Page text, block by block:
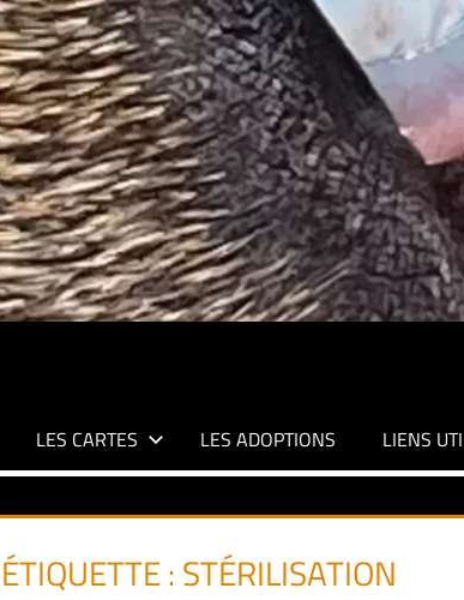
LES CARTES LES ADOPTIONS LIENS
ÉTIQUETTE :STÉRILISATION